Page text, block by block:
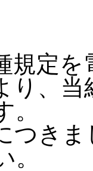
規定
り、
つき